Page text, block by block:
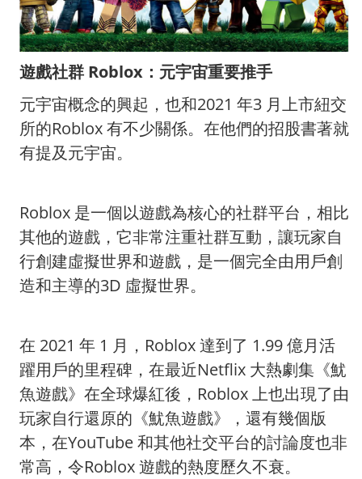
遊戲社群 Roblox：元宇宙重要推手
元宇宙概念的興起，也和2021 年3 月上市紐交
所的Roblox 有不少關係。在他們的招股書著就
有提及元宇宙。
Roblox 是一個以遊戲為核心的社群平台，相比
其他的遊戲，它非常注重社群互動，讓玩家自
行創建虛擬世界和遊戲，是一個完全由用戶創
造和主導的3D 虛擬世界。
在 2021 年 1 月，Roblox 達到了 1.99 億月活
躍用戶的里程碑，在最近Netflix 大熱劇集《魷
魚遊戲》在全球爆紅後，Roblox 上也出現了由
玩家自行還原的《魷魚遊戲》，還有幾個版
本，在YouTube 和其他社交平台的討論度也非
常高，令Roblox 遊戲的熱度歷久不衰。